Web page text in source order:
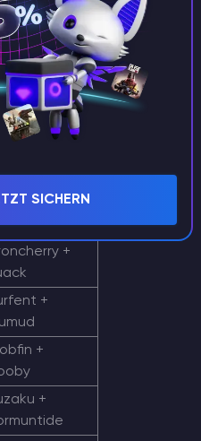
+
+
+
+
+
+
+
+
SICHERN